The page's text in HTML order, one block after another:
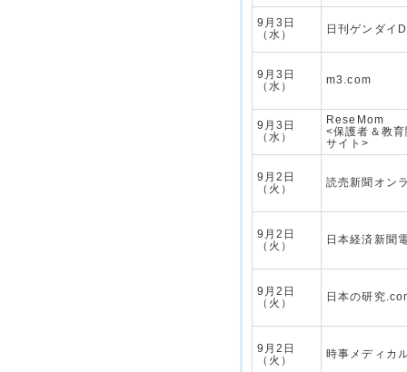
9月3日
（水）
日刊ゲンダイ
9月3日
（水）
m3.com
9月3日
（水）
ReseMom
<保護者＆教
サイト>
9月2日
（火）
読売新聞オン
9月2日
（火）
日本経済新聞
9月2日
（火）
日本の研究
9月2日
（火）
時事メディカ